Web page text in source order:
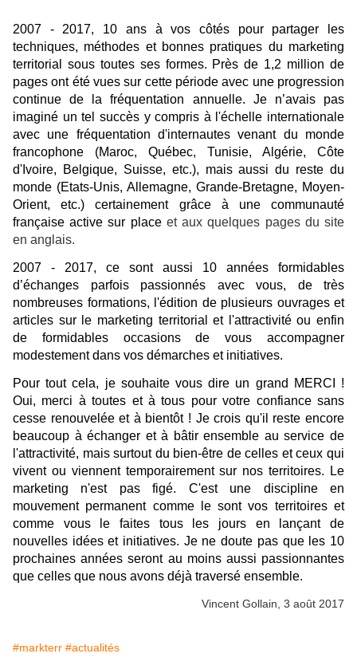
2007 - 2017, 10 ans à vos côtés pour partager les
techniques, méthodes et bonnes pratiques du marketing
territorial sous toutes ses formes. Près de 1,2 million de
pages ont été vues sur cette période avec une progression
continue de la fréquentation annuelle. Je n’avais pas
imaginé un tel succès y compris à l'échelle internationale
avec une fréquentation d'internautes venant du monde
francophone (Maroc, Québec, Tunisie, Algérie, Côte
d'Ivoire, Belgique, Suisse, etc.), mais aussi du reste du
monde (Etats-Unis, Allemagne, Grande-Bretagne, Moyen-
Orient, etc.) certainement grâce à une communauté
française active sur place et aux quelques pages du site
en anglais.
2007 - 2017, ce sont aussi 10 années formidables
d’échanges parfois passionnés avec vous, de très
nombreuses formations, l'édition de plusieurs ouvrages et
articles sur le marketing territorial et l'attractivité ou enfin
de formidables occasions de vous accompagner
modestement dans vos démarches et initiatives.
Pour tout cela, je souhaite vous dire un grand MERCI !
Oui, merci à toutes et à tous pour votre confiance sans
cesse renouvelée et à bientôt ! Je crois qu'il reste encore
beaucoup à échanger et à bâtir ensemble au service de
l'attractivité, mais surtout du bien-être de celles et ceux qui
vivent ou viennent temporairement sur nos territoires. Le
marketing n'est pas figé. C'est une discipline en
mouvement permanent comme le sont vos territoires et
comme vous le faites tous les jours en lançant de
nouvelles idées et initiatives. Je ne doute pas que les 10
prochaines années seront au moins aussi passionnantes
que celles que nous avons déjà traversé ensemble.
Vincent Gollain, 3 août 2017
#markterr #actualités